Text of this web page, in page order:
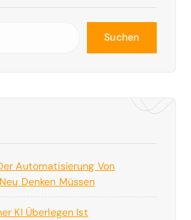
Suchen
Automatisierung Von
Denken Müssen
KI Überlegen Ist